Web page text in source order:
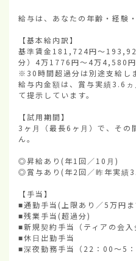
給与は、あなたの年齢・経験
【基本給内訳】
基準賃金181,724円〜
分）4万1776円〜4万4,580円
※30時間超過分は別途支給し
給与内金額は、賞与実績3.6
て提示しています。
【試用期間】
3ヶ月（最長6ヶ月）で、その
ん。
◎昇給あり(年1回／10月)
◎賞与あり(年2回／昨年実績
【手当】
■通勤手当(上限あり／5万円
■残業手当(超過分)
■新規契約手当（ティアの会入
■休日出勤手当
■深夜勤務手当（22：00〜5：